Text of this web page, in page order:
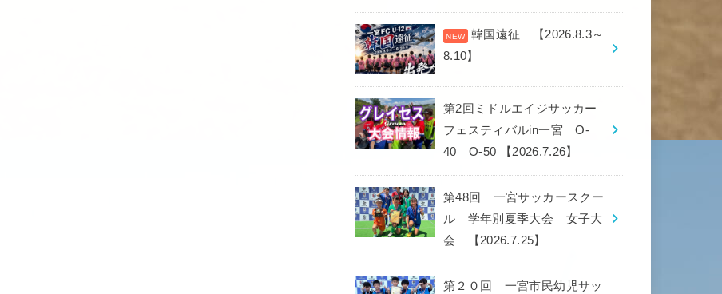
韓国遠征 【2026.8.3～
8.10】
第2回ミドルエイジサッカー
フェスティバルin一宮 O-
40 O-50 【2026.7.26】
第48回 一宮サッカースクー
ル 学年別夏季大会 女子大
会 【2026.7.25】
第２０回 一宮市民幼児サッ